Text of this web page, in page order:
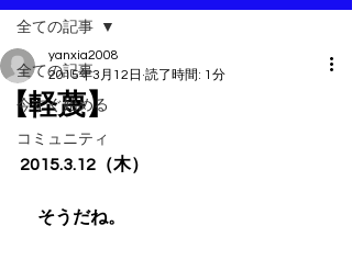
全ての記事
今すぐ始める
コミュニティ
全ての記事
【軽蔑】
yanxia2008
2015年3月12日 読了時間: 1分
2015.3.12（木）
そうだね。